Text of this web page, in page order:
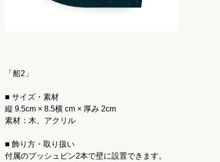
「船2」
■ サイズ・素材
縦 9.5cm × 8.5横 cm × 厚み 2cm
素材：木、アクリル
■ 飾り方・取り扱い
付属のプッシュピン2本で壁に設置できます。